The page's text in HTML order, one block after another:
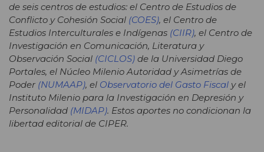
de seis centros de estudios: el Centro de Estudios de
Conflicto y Cohesión Social (COES), el Centro de
Estudios Interculturales e Indígenas (CIIR), el Centro de
Investigación en Comunicación, Literatura y
Observación Social (CICLOS) de la Universidad Diego
Portales, el Núcleo Milenio Autoridad y Asimetrías de
Poder (NUMAAP), el Observatorio del Gasto Fiscal y el
Instituto Milenio para la Investigación en Depresión y
Personalidad (MIDAP). Estos aportes no condicionan la
libertad editorial de CIPER.